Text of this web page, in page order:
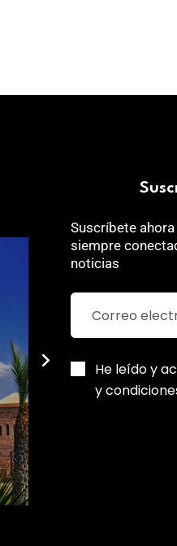
Suscríbete
siempre
noticias
He leído y
y